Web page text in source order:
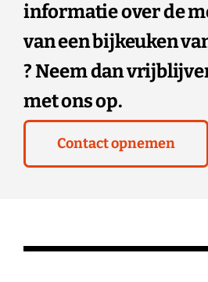
informatie over de
van een bijkeuken
? Neem dan
met ons op.
Contact opnemen